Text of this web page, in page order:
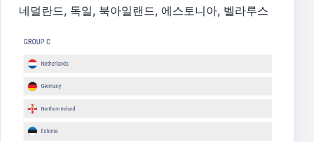
네덜란드, 독일, 북아일랜드, 에스토니아, 벨라루스